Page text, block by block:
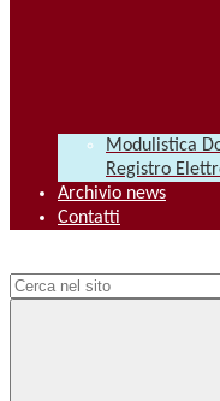
Modulistica
Registro
Archivio news
Contatti